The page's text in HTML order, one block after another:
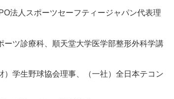
法人スポーツセーフティージャパン代表理
ツ診療科、順天堂大学医学部整形外科学講
学生野球協会理事、（一社）全日本テコン